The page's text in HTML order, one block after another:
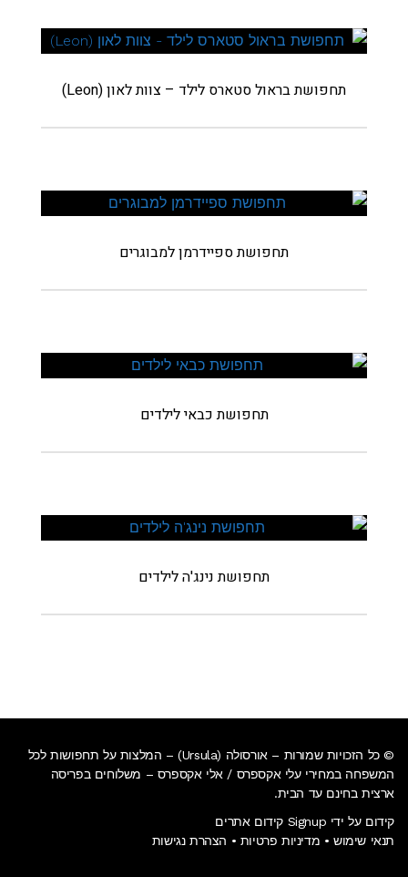
תחפושת בראול סטארס לילד – צוות לאון (Leon)
תחפושת ספיידרמן למבוגרים
תחפושת כבאי לילדים
תחפושת נינג'ה לילדים
© כל הזכויות שמורות – אורסולה (Ursula) – המלצות על תחפושות לכל
המשפחה במחירי עלי אקספרס / אלי אקספרס – משלוחים בפריסה
ארצית בחינם עד הבית.
קידום על ידי Signup קידום אתרים
תנאי שימוש • מדיניות פרטיות • הצהרת נגישות